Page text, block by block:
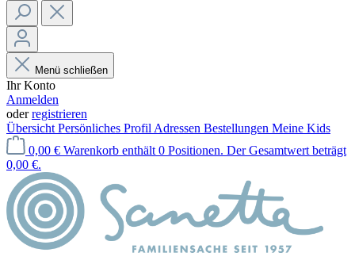
Menü schließen
Ihr Konto
Anmelden
oderregistrieren
Übersicht Persönliches Profil Adressen Bestellungen Meine Kids
0,00 € Warenkorb enthält 0 Positionen. Der Gesamtwert beträgt
0,00 €.